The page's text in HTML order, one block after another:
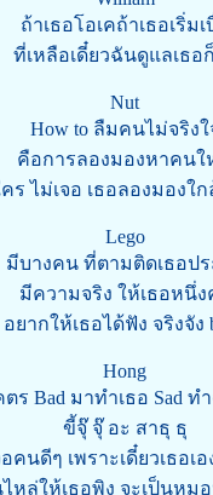
ถ้าเธอโอเคถ้าเธอเริ่มเ
ที่เหลือเดี๋ยวฉันดูแลเธอ
Nut
How to ลืมคนไม่จริงใ
คือการลองมองหาคนใ
ร ไม่เจอ เธอลองมองใ
Lego
มีบางคน ที่ตามติดเธอปร
มีความจริง ให้เธอหนึ่ง
อยากให้เธอได้ฟัง จริงจัง
Hong
ร Bad มาทำเธอ Sad ท
ขี้จุ๊ จุ๊ อะ สาธุ ธุ
คนดีๆ เพราะเดี๋ยวเธอเ
ไหล่ให้เธอพิง จะเป็นหม